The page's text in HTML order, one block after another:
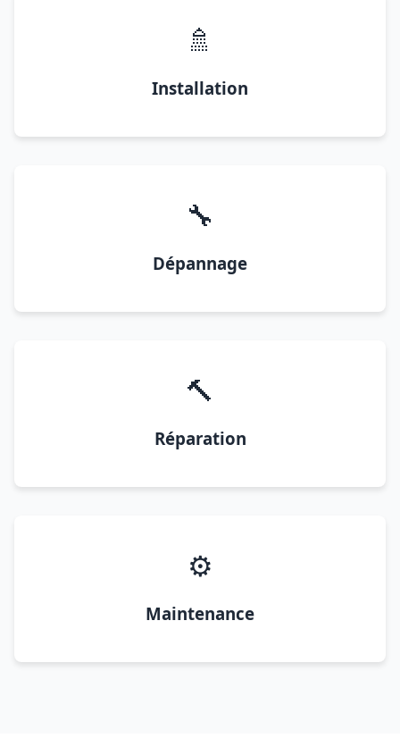
🚿
Installation
🔧
Dépannage
🔨
Réparation
⚙️
Maintenance